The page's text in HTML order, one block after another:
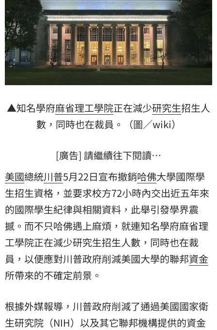
▲知名學府麻省理工學院正在減少研究生招生人
數，同時也在裁員。（圖／wiki）
[廣告] 請繼續往下閱讀…
美國總統川普5月22日宣布撤銷哈佛大學國際學
生招生資格，並要求校方72小時內交出近五年來
的國際學生紀律與相關資料，此舉引發學界震
撼。而不只哈佛遇上麻煩，就連知名學府麻省理
工學院正在減少研究生招生人數，同時也在裁
員，以便應對川普政府削減美國大學的聯邦資金
所帶來的不確定前景。
根據外媒報導，川普政府削減了通過美國國家衛
生研究院（NIH）以及其它聯邦機構提供的資金